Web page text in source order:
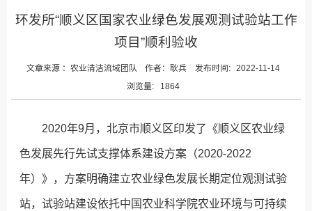
环发所“顺义区国家农业绿色发展观测试验站工作
项目”顺利验收
文章来源 ： 农业清洁流域团队 作者：耿兵 发布时间:
2022-11-14
浏览量:
1864
2020年9月，北京市顺义区印发了《顺义区农业绿
色发展先行先试支撑体系建设方案（2020-2022
年）》，方案明确建立农业绿色发展长期定位观测试验
站，试验站建设依托中国农业科学院农业环境与可持续